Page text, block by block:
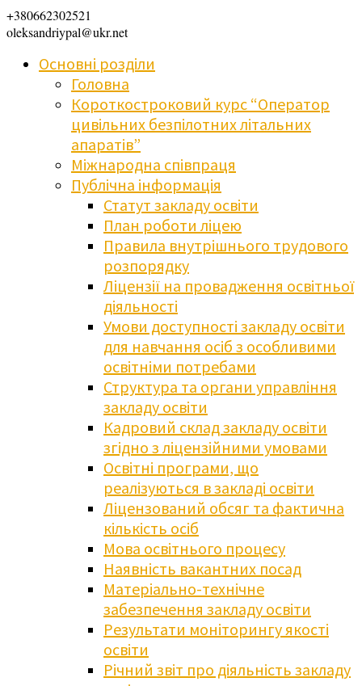
+380662302521
oleksandriypal@ukr.net
Основні розділи
Головна
Короткостроковий курс “Оператор
цивільних безпілотних літальних
апаратів”
Міжнародна співпраця
Публічна інформація
Статут закладу освіти
План роботи ліцею
Правила внутрішнього трудового
розпорядку
Ліцензії на провадження освітньої
діяльності
Умови доступності закладу освіти
для навчання осіб з особливими
освітніми потребами
Структура та органи управління
закладу освіти
Кадровий склад закладу освіти
згідно з ліцензійними умовами
Освітні програми, що
реалізуються в закладі освіти
Ліцензований обсяг та фактична
кількість осіб
Мова освітнього процесу
Наявність вакантних посад
Матеріально-технічне
забезпечення закладу освіти
Результати моніторингу якості
освіти
Річний звіт про діяльність закладу